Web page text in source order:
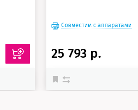
Совместим с аппаратами
25 793 р.